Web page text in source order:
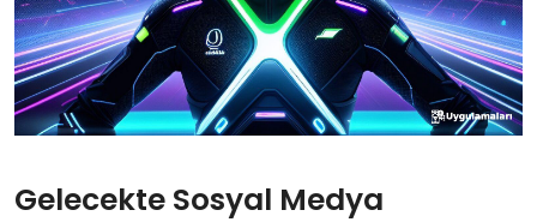
Gelecekte Sosyal Medya